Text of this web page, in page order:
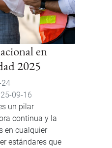
en
2025
24
09-16
un pilar
continua y la
en cualquier
estándares que